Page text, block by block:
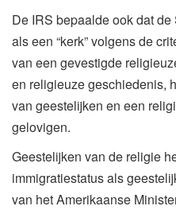
De IRS bepaalde ook dat
als een “kerk” volgens de
van een gevestigde
en religieuze geschiedenis,
van geestelijken en een
gelovigen.
Geestelijken van de religie
immigratiestatus als
van het Amerikaanse